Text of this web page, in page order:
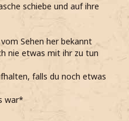
schiebe und auf ihre
Sehen her bekannt
nie etwas mit ihr zu tun
falls du noch etwas
war*